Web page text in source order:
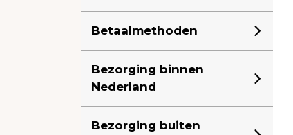
Betaalmethoden
Bezorging binnen
Nederland
Bezorging buiten